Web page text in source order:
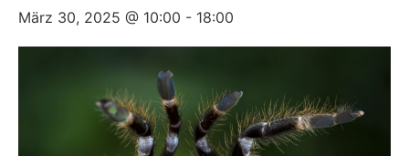
März 30, 2025 @ 10:00 - 18:00